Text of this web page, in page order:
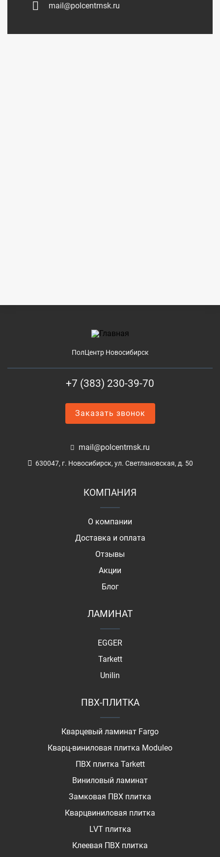
mail@polcentrnsk.ru
ПолЦентр Новосибирск
+7 (383) 230-39-70
Заказать звонок
mail@polcentrnsk.ru
630047, г. Новосибирск, ул. Светлановская, д. 50
КОМПАНИЯ
О компании
Доставка и оплата
Отзывы
Акции
Блог
ЛАМИНАТ
EGGER
Tarkett
Unilin
ПВХ-ПЛИТКА
Кварцевый ламинат Fargo
Кварц-виниловая плитка Moduleo
ПВХ плитка Tarkett
Виниловый ламинат
Замковая ПВХ плитка
Кварцвиниловая плитка
LVT плитка
Клеевая ПВХ плитка